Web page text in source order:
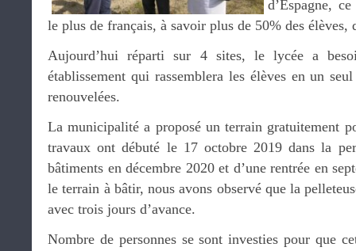
d’Espagne,
le plus de français, à savoir plus de 50% des élèves,
Aujourd’hui réparti sur 4 sites, le lycée a
établissement qui rassemblera les élèves en un
renouvelées.
La municipalité a proposé un terrain gratuitement
travaux ont débuté le 17 octobre 2019 dans la
bâtiments en décembre 2020 et d’une rentrée en
le terrain à bâtir, nous avons observé que la
avec trois jours d’avance.
Nombre de personnes se sont investies pour que